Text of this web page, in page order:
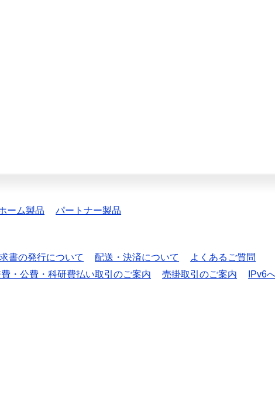
ーム製品 パートナー製品
書の発行について 配送・決済について
よくあるご質問
・公費・科研費払い取引のご案内 売掛取引のご案内
IPv6